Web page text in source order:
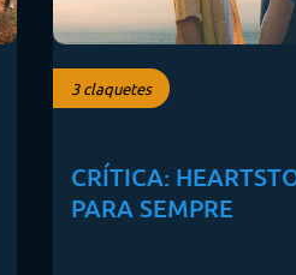
3 claquetes
CRÍTICA:
PARA SEMPRE